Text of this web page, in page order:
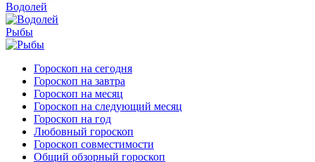
Водолей
Рыбы
Гороскоп на сегодня
Гороскоп на завтра
Гороскоп на месяц
Гороскоп на следующий месяц
Гороскоп на год
Любовный гороскоп
Гороскоп совместимости
Общий обзорный гороскоп